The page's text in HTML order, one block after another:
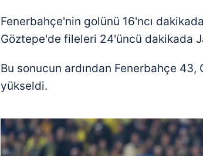
Fenerbahçe'nin golünü 16'ncı
Göztepe'de fileleri 24'üncü dakikada
Bu sonucun ardından Fenerbahçe
yükseldi.